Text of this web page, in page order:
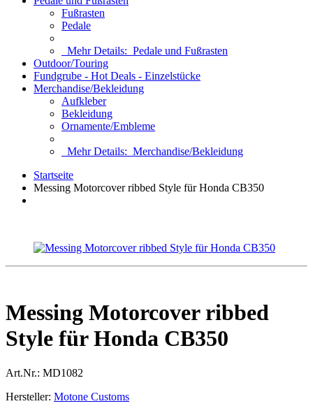
Fußrasten
Pedale
Mehr Details: Pedale und Fußrasten
Outdoor/Touring
Fundgrube - Hot Deals - Einzelstücke
Merchandise/Bekleidung
Aufkleber
Bekleidung
Ornamente/Embleme
Mehr Details: Merchandise/Bekleidung
Startseite
Messing Motorcover ribbed Style für Honda CB350
Messing Motorcover ribbed
Style für Honda CB350
Art.Nr.: MD1082
Hersteller: Motone Customs